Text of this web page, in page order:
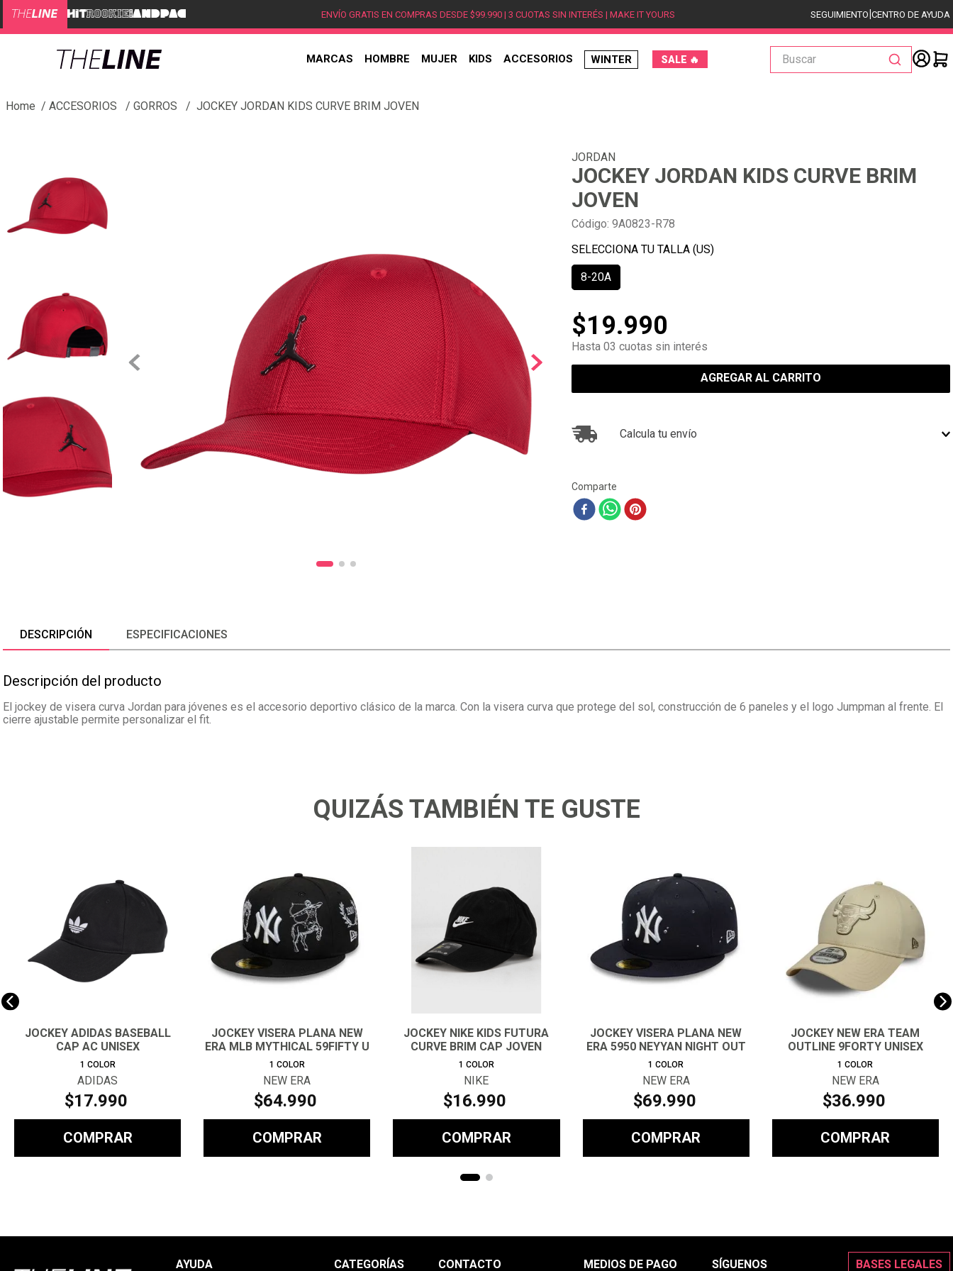
ENVÍO GRATIS EN COMPRAS DESDE $99.990 | 3 CUOTAS SIN INTERÉS | MAKE IT YOURS SEGUIMIENTO|CENTRO DE AYUDA
MARCAS HOMBRE MUJER KIDS ACCESORIOS WINTER SALE 🔥
Buscar
ACCESORIOS GORROS JOCKEY JORDAN KIDS CURVE BRIM JOVEN
JORDAN
JOCKEY JORDAN KIDS CURVE BRIM
JOVEN
Código: 9A0823-R78
8-20A
$19.990
Hasta 03 cuotas sin interés
AGREGAR AL CARRITO
Calcula tu envío
Comparte
DESCRIPCIÓN ESPECIFICACIONES
Descripción del producto
El jockey de visera curva Jordan para jóvenes es el accesorio deportivo clásico de la marca. Con la visera curva que protege del sol, construcción de 6 paneles y el logo Jumpman al frente. El
cierre ajustable permite personalizar el fit.
QUIZÁS TAMBIÉN TE GUSTE
JOCKEY ADIDAS BASEBALL
CAP AC UNISEX
1 COLOR
ADIDAS
$17.990
COMPRAR
JOCKEY VISERA PLANA NEW
ERA MLB MYTHICAL 59FIFTY U
1 COLOR
NEW ERA
$64.990
COMPRAR
JOCKEY NIKE KIDS FUTURA
CURVE BRIM CAP JOVEN
1 COLOR
NIKE
$16.990
COMPRAR
JOCKEY VISERA PLANA NEW
ERA 5950 NEYYAN NIGHT OUT
1 COLOR
NEW ERA
$69.990
COMPRAR
JOCKEY NEW ERA TEAM
OUTLINE 9FORTY UNISEX
1 COLOR
NEW ERA
$36.990
COMPRAR
AYUDA CATEGORÍAS CONTACTO MEDIOS DE PAGO SÍGUENOS BASES LEGALES
8.
new balance
9.
zapatillas nike
10. ea7